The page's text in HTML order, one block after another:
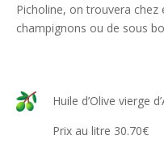
Picholine, on trouvera
champignons ou de sous
Huile d’Olive vierge
Prix au litre 30.70€